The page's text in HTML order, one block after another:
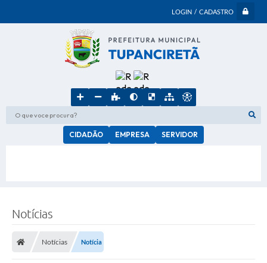
LOGIN / CADASTRO
O que voce procura?
CIDADÃO EMPRESA SERVIDOR
Notícias
Notícias Notícia